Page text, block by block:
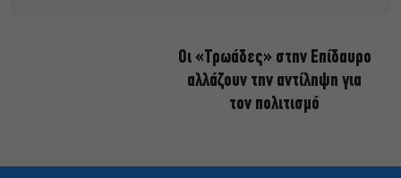
Οι «Τρωάδες» στην Επίδαυρο
αλλάζουν την αντίληψη για
τον πολιτισμό